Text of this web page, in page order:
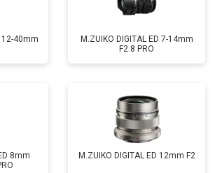
12-40mm
M.ZUIKO DIGITAL ED 7-14mm
F2.8 PRO
8mm
M.ZUIKO DIGITAL ED 12mm F2